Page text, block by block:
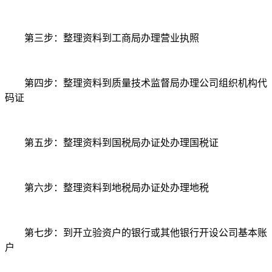
第三步：整理资料到工商局办理营业执照
第四步：整理资料到质量技术监督局办理公司组织机构代
码证
第五步：整理资料到国税局办证处办理国税证
第六步：整理资料到地税局办证处办理地税
第七步：到开立验资户的银行或其他银行开设公司基本账
户